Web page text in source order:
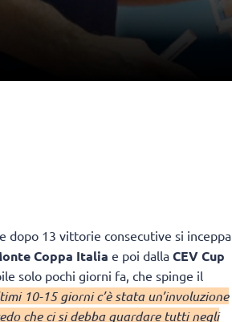
dopo 13 vittorie consecutive si inceppa
Coppa Italia e poi dalla CEV Cup
solo pochi giorni fa, che spinge il
10-15 giorni c’è stata un’involuzione
che ci si debba guardare tutti negli